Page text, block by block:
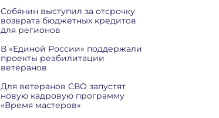
Собянин выступил за отсрочку
возврата бюджетных кредитов
для регионов
В «Единой России» поддержали
проекты реабилитации
ветеранов
Для ветеранов СВО запустят
новую кадровую программу
«Время мастеров»